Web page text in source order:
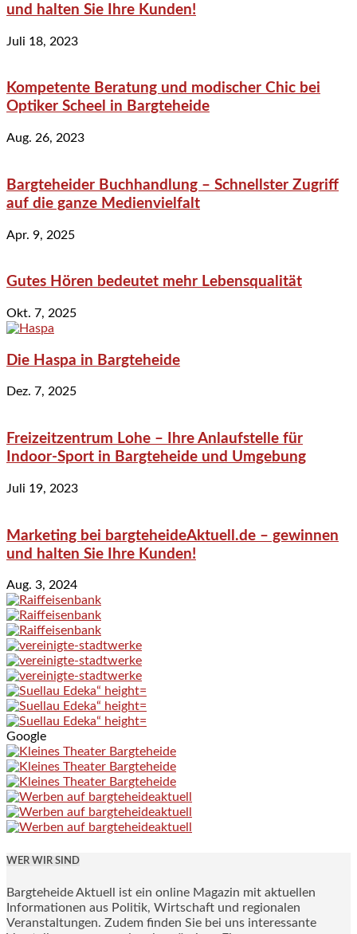
und halten Sie Ihre Kunden!
Juli 18, 2023
Kompetente Beratung und modischer Chic bei
Optiker Scheel in Bargteheide
Aug. 26, 2023
Bargteheider Buchhandlung – Schnellster Zugriff
auf die ganze Medienvielfalt
Apr. 9, 2025
Gutes Hören bedeutet mehr Lebensqualität
Okt. 7, 2025
Die Haspa in Bargteheide
Dez. 7, 2025
Freizeitzentrum Lohe – Ihre Anlaufstelle für
Indoor-Sport in Bargteheide und Umgebung
Juli 19, 2023
Marketing bei bargteheideAktuell.de – gewinnen
und halten Sie Ihre Kunden!
Aug. 3, 2024
Google
WER WIR SIND
Bargteheide Aktuell ist ein online Magazin mit aktuellen
Informationen aus Politik, Wirtschaft und regionalen
Veranstaltungen. Zudem finden Sie bei uns interessante